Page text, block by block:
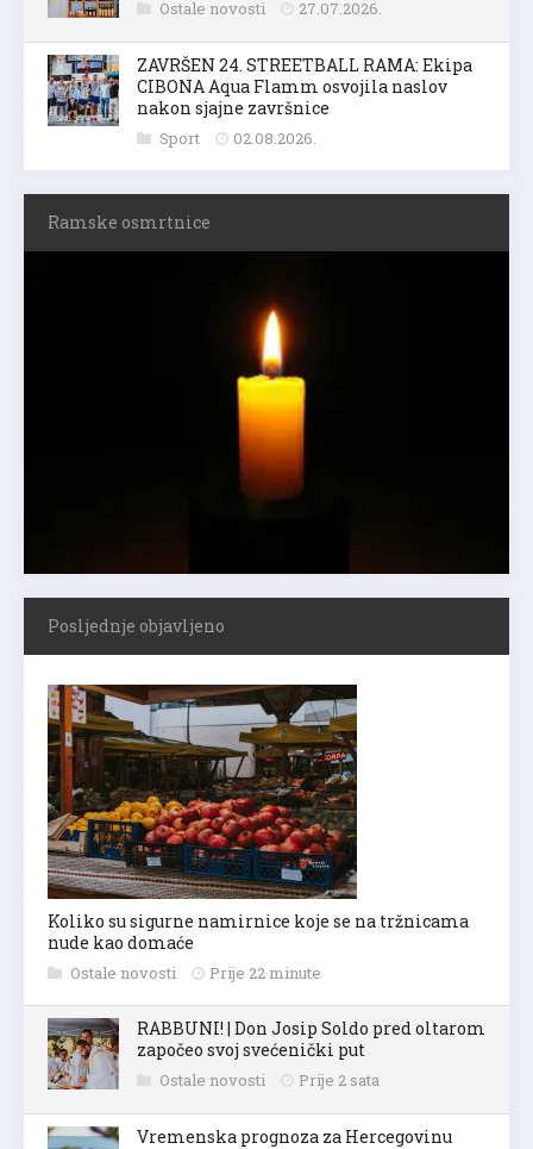
Ostale novosti 27.07.2026.
ZAVRŠEN 24. STREETBALL RAMA: Ekipa
CIBONA Aqua Flamm osvojila naslov
nakon sjajne završnice
Sport 02.08.2026.
Ramske osmrtnice
Posljednje objavljeno
Koliko su sigurne namirnice koje se na tržnicama
nude kao domaće
Ostale novosti Prije 22 minute
RABBUNI! | Don Josip Soldo pred oltarom
započeo svoj svećenički put
Ostale novosti Prije 2 sata
Vremenska prognoza za Hercegovinu